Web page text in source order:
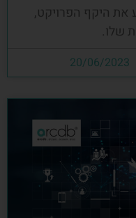
את היקף הפרויקט,
שלו.